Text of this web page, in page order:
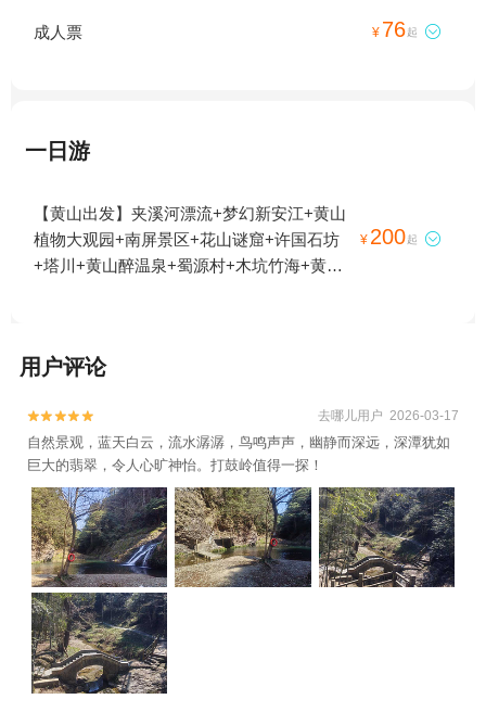
成人票 ¥ 76起 
一日游
【黄山出发】夹溪河漂流+梦幻新安江+黄山
植物大观园+南屏景区+花山谜窟+许国石坊
+塔川+黄山醉温泉+蜀源村+木坑竹海+黄山
龙舟漂游+赛金花故居+齐云山景区+西递+黄
山村+古城岩+石台牯牛降+虎林园+黄山休宁
颜公河漂流+雄村景区+新安江水电站+打鼓
岭+徽州大峡谷+黄山-温泉景区+黄山野生猴
谷景区+卢村+牯牛降九龙+牯牛降历溪+黄山
黄帝源+杨家寨+养生河漂流+东黄山旅游度
假区+香溪漂流+黄山门+黄山云谷索道+斗山
街+新安江滨水旅游景区+芙蓉谷+新安江月
亮岛+《宏村阿菊》实景演出+横江山水竹筏
+西海大峡谷+黄山新安人家酒楼+洞天湾风
景区+新安江塔坑三口柑橘园+新安江水世界
+新安江国画长廊游船+棠樾牌坊群鲍家花园
¥ 200起 
用户评论

 去哪儿用户 2026-03-17
自然景观，蓝天白云，流水潺潺，鸟鸣声声，幽静而深远，深潭犹如
巨大的翡翠，令人心旷神怡。打鼓岭值得一探！